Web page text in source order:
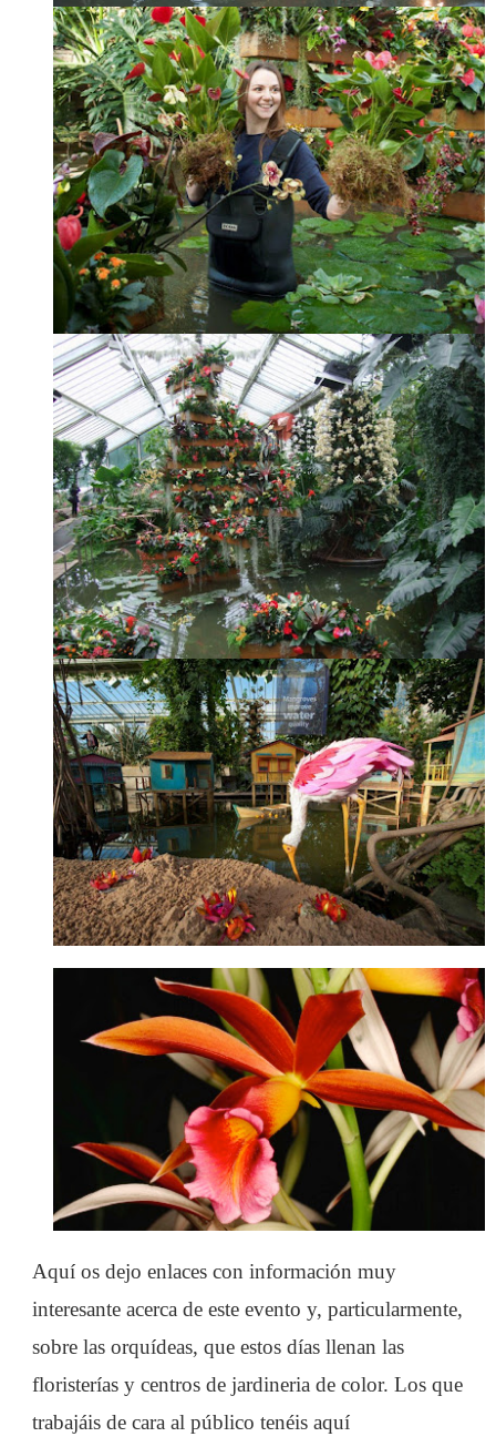
Aquí os dejo enlaces con información muy
interesante acerca de este evento y, particularmente,
sobre las orquídeas, que estos días llenan las
floristerías y centros de jardineria de color. Los que
trabajáis de cara al público tenéis aquí